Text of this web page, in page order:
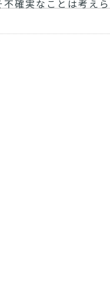
確実なことは考え